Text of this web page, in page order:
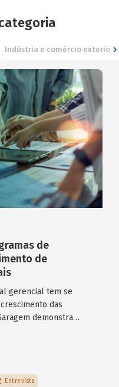
Indústria e comércio exterior
de
de
gerencial tem se
das
demonstra
Entrevista